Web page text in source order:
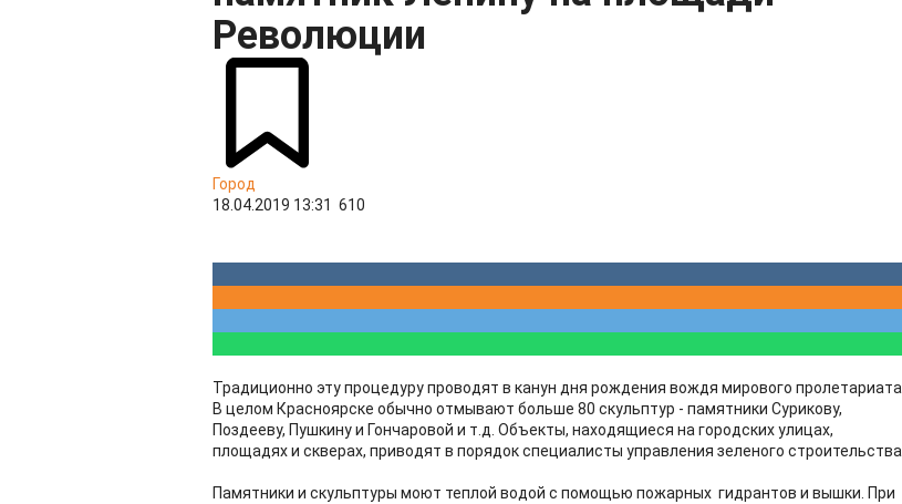
Революции
Город
18.04.2019 13:31 610
Традиционно эту процедуру проводят в канун дня рождения вождя мирового пролетариата.
В целом Красноярске обычно отмывают больше 80 скульптур - памятники Сурикову,
Поздееву, Пушкину и Гончаровой и т.д. Объекты, находящиеся на городских улицах,
площадях и скверах, приводят в порядок специалисты управления зеленого строительства.
​Памятники и скульптуры моют теплой водой с помощью пожарных гидрантов и вышки. При